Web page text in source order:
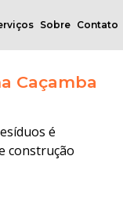
Sobre Contato
Caçamba
é
construção